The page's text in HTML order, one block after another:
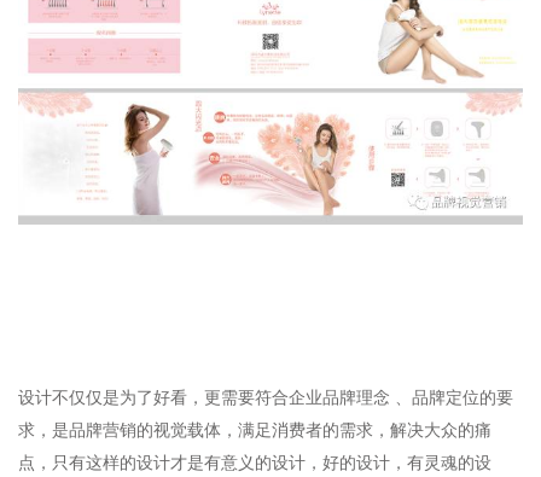
设计不仅仅是为了好看，更需要符合企业品牌理念 、品牌定位的要
求，是品牌营销的视觉载体，满足消费者的需求，解决大众的痛
点，只有这样的设计才是有意义的设计，好的设计，有灵魂的设